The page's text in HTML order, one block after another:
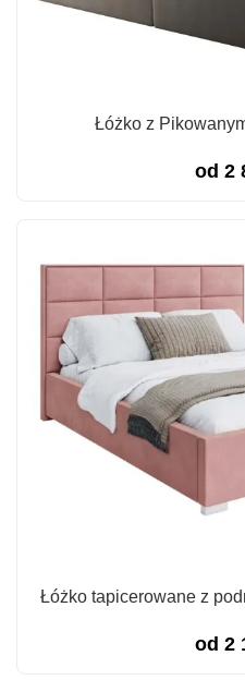
Łóżko z
od 2
Łóżko tapicerowane z
od 2